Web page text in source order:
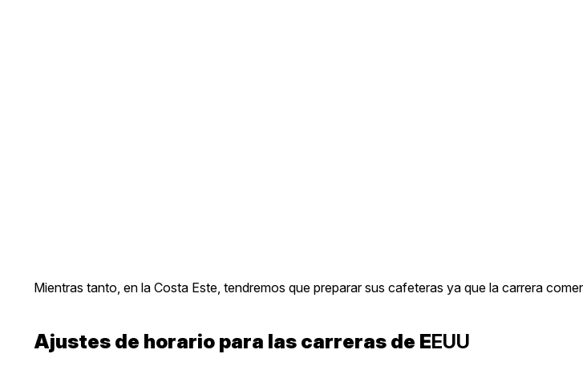
Mientras tanto, en la Costa Este, tendremos que preparar sus cafeteras ya que la carrera
Ajustes de horario para las carreras de EEUU